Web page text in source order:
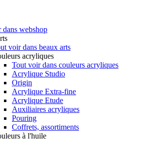
webshop
voir dans beaux arts
acryliques
Tout voir dans couleurs acryliques
Acrylique Studio
Origin
Acrylique Extra-fine
Acrylique Etude
Auxiliaires acryliques
Pouring
Coffrets, assortiments
à l'huile